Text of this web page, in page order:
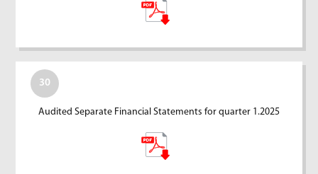
30
Audited Separate Financial Statements for quarter 1.2025